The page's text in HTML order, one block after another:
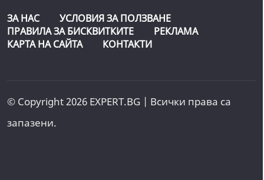
ЗА НАС
УСЛОВИЯ ЗА ПОЛЗВАНЕ
ПРАВИЛА ЗА БИСКВИТКИТЕ
РЕКЛАМА
КАРТА НА САЙТА
КОНТАКТИ
© Copyright 2026 EXPERT.BG | Всички права са
запазени.